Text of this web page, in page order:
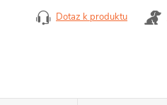
Dotaz k produktu